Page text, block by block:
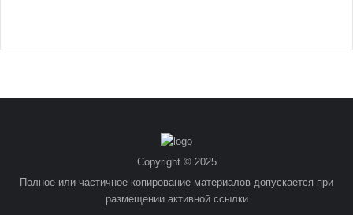
Copyright © 2025
Полное или частичное копирование материалов допускается при
размещении активной ссылки